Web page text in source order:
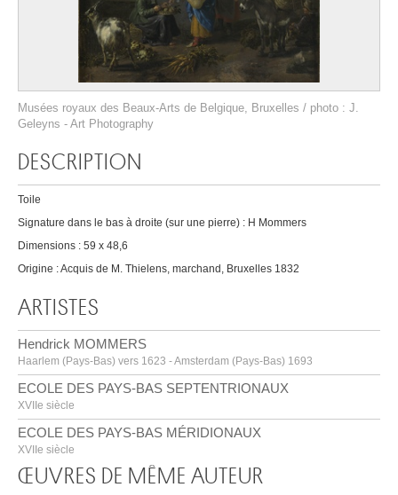
Musées royaux des Beaux-Arts de Belgique, Bruxelles / photo : J.
Geleyns - Art Photography
DESCRIPTION
Toile
Signature dans le bas à droite (sur une pierre) : H Mommers
Dimensions : 59 x 48,6
Origine : Acquis de M. Thielens, marchand, Bruxelles 1832
ARTISTES
Hendrick MOMMERS
Haarlem (Pays-Bas) vers 1623 - Amsterdam (Pays-Bas) 1693
ECOLE DES PAYS-BAS SEPTENTRIONAUX
XVIIe siècle
ECOLE DES PAYS-BAS MÉRIDIONAUX
XVIIe siècle
ŒUVRES DE MÊME AUTEUR